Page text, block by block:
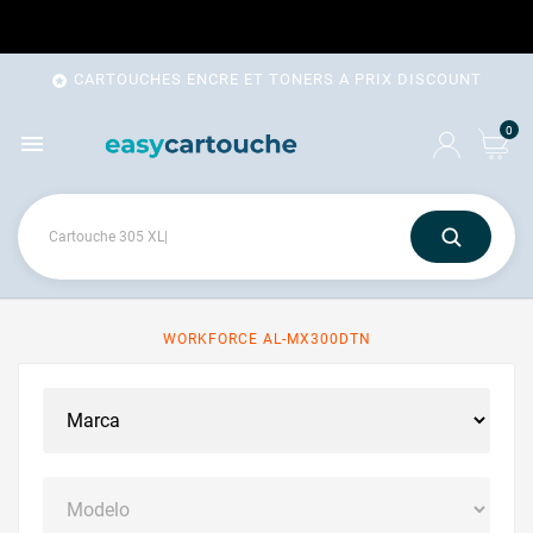
 CARTOUCHES ENCRE ET TONERS A PRIX DISCOUNT
 0
WORKFORCE AL-MX300DTN